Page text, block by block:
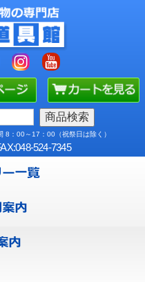
8：00～17：00（祝祭日は除く）
524-7345